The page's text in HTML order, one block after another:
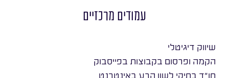
עמודים מרכזיים
שיווק דיגיטלי
הקמה ופרסום בקבוצות בפייסבוק
חו״ד בתיקי לשון הרע באינטרנט